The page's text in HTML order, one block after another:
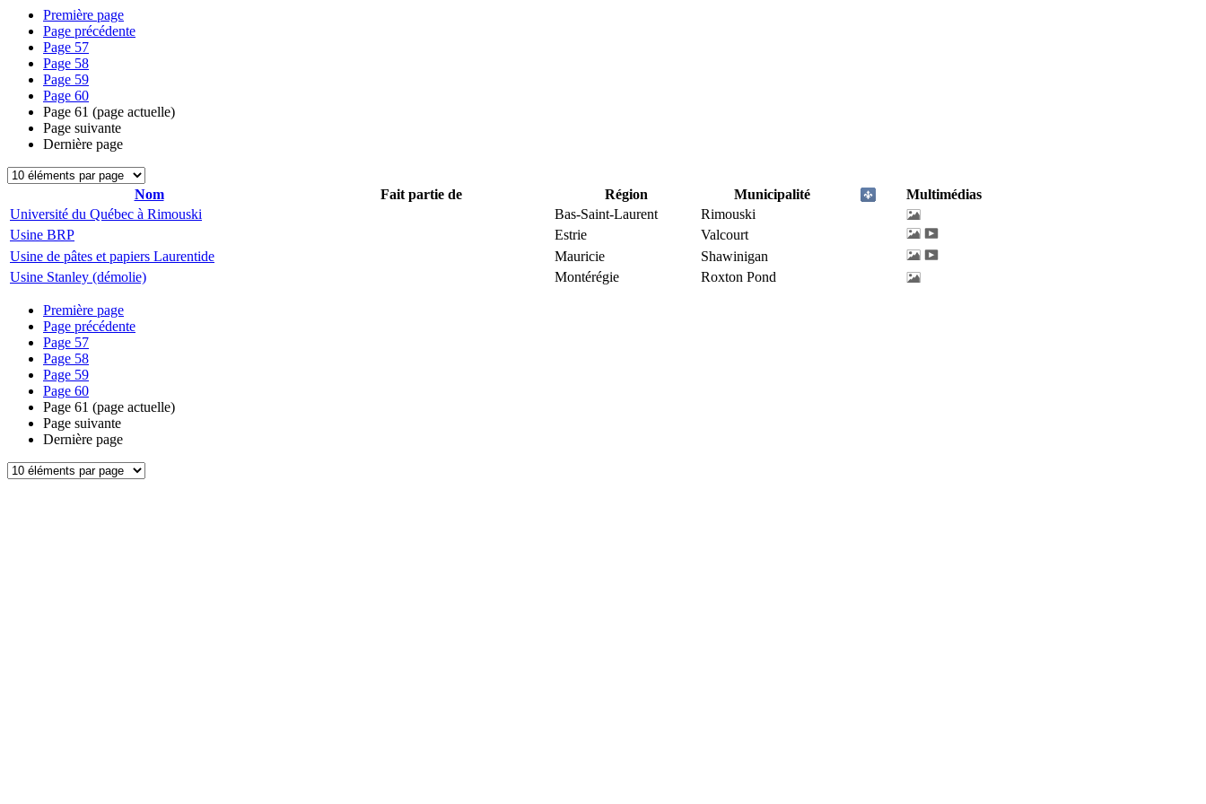
Première page
Page précédente
Page 57
Page 58
Page 59
Page 60
Page 61 (page actuelle)
Page suivante
Dernière page
Nom Fait partie de Région Municipalité
Multimédias
Université du Québec à Rimouski
Bas-Saint-Laurent
Rimouski
Usine BRP
Estrie
Valcourt
Usine de pâtes et papiers Laurentide
Mauricie
Shawinigan
Usine Stanley (démolie)
Montérégie Roxton Pond
Première page
Page précédente
Page 57
Page 58
Page 59
Page 60
Page 61 (page actuelle)
Page suivante
Dernière page